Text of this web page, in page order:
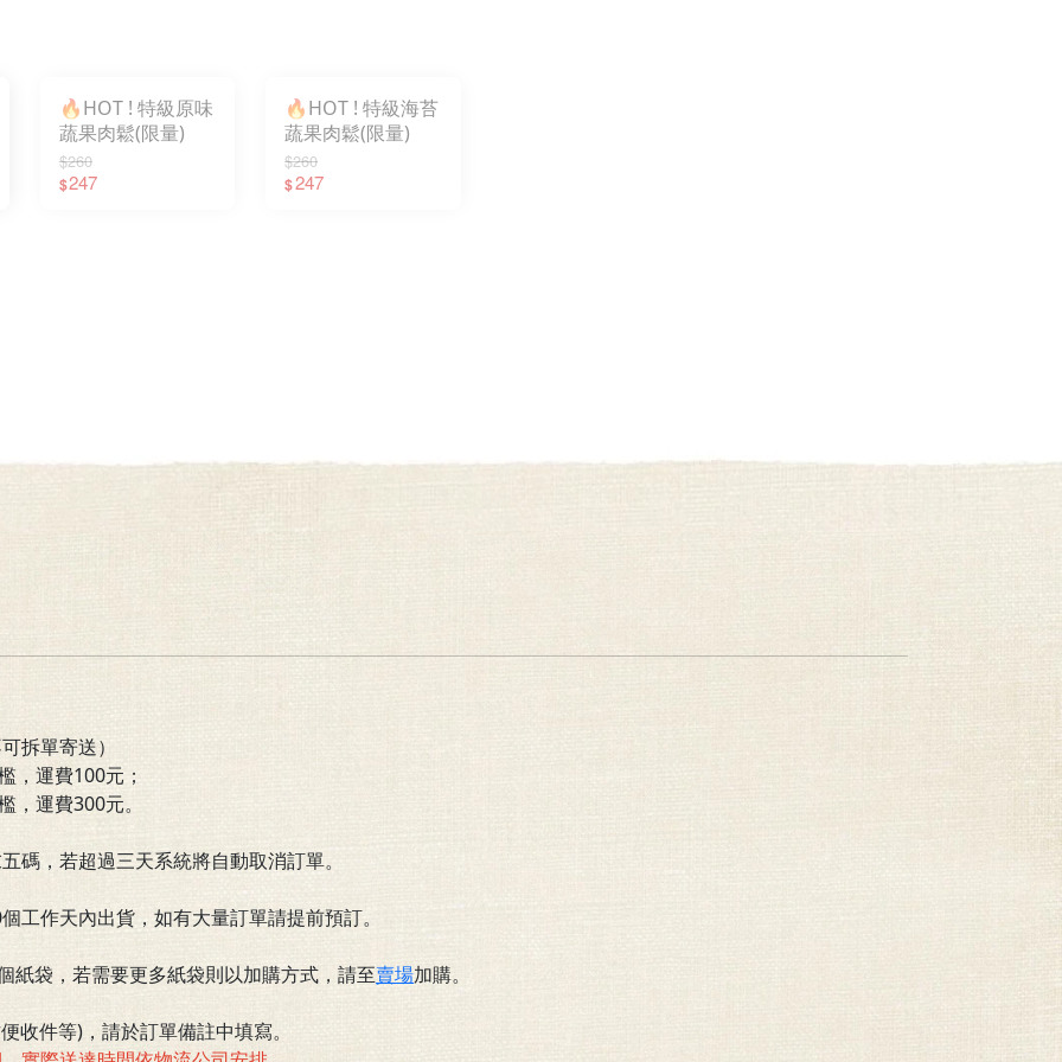
🔥HOT ! 特級原味
蔬果肉鬆(限量)
$260
$247
🔥HOT ! 特級海苔
蔬果肉鬆(限量)
$260
$247
拆單寄送）
，運費100元；
，運費300元。
碼，若超過三天系統將自動取消訂單。
工作天內出貨，如有大量訂單請提前預訂。
袋，若需要更多紙袋則以加購方式，請至賣場加購。
收件等)，請於訂單備註中填寫。